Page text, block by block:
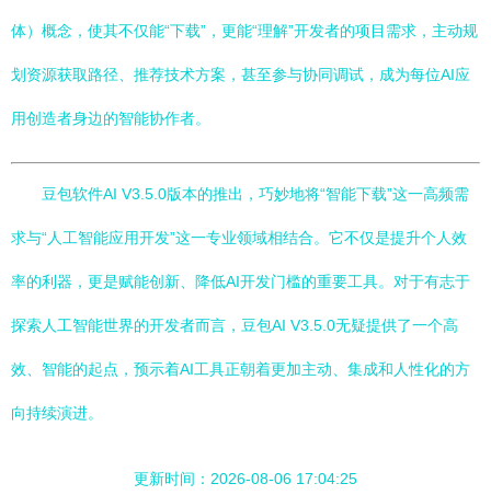
体）概念，使其不仅能“下载”，更能“理解”开发者的项目需求，主动规
划资源获取路径、推荐技术方案，甚至参与协同调试，成为每位AI应
用创造者身边的智能协作者。
豆包软件AI V3.5.0版本的推出，巧妙地将“智能下载”这一高频需
求与“人工智能应用开发”这一专业领域相结合。它不仅是提升个人效
率的利器，更是赋能创新、降低AI开发门槛的重要工具。对于有志于
探索人工智能世界的开发者而言，豆包AI V3.5.0无疑提供了一个高
效、智能的起点，预示着AI工具正朝着更加主动、集成和人性化的方
向持续演进。
更新时间：2026-08-06 17:04:25